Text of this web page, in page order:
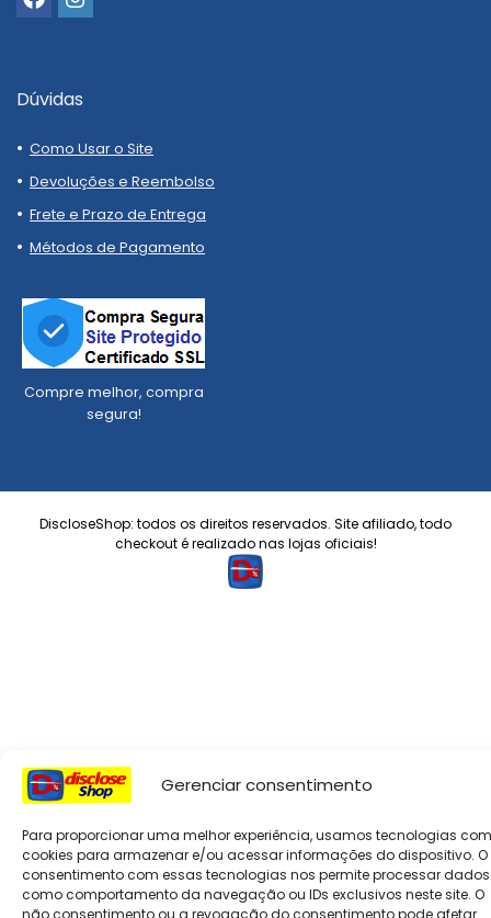
Gerenciar consentimento
Para proporcionar uma melhor experiência, usamos tecnologias
cookies para armazenar e/ou acessar informações do dispositivo. O
consentimento com essas tecnologias nos permite processar dados
como comportamento da navegação ou IDs exclusivos neste site. O
não consentimento ou a revogação do consentimento pode afetar
Dúvidas
Como Usar o Site
Devoluções e Reembolso
Frete e Prazo de Entrega
Métodos de Pagamento
Compre melhor, compra
segura!
DiscloseShop: todos os direitos reservados. Site afiliado, todo
checkout é realizado nas lojas oficiais!